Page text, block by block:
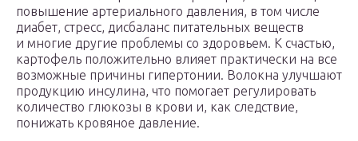
повышение артериального давления, в том числе
диабет, стресс, дисбаланс питательных веществ
и многие другие проблемы со здоровьем. К счастью,
картофель положительно влияет практически на все
возможные причины гипертонии. Волокна улучшают
продукцию инсулина, что помогает регулировать
количество глюкозы в крови и, как следствие,
понижать кровяное давление.